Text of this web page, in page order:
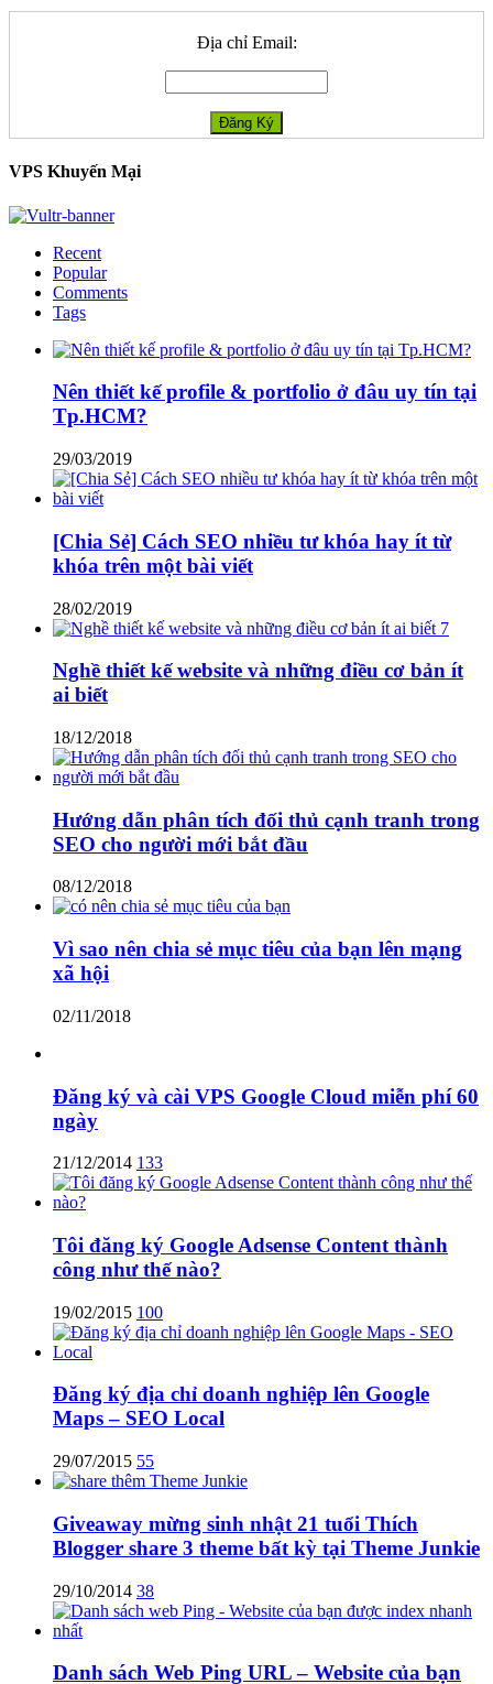
Địa chỉ Email:
VPS Khuyến Mại
Recent
Popular
Comments
Tags
Nên thiết kế profile & portfolio ở đâu uy tín tại
Tp.HCM?
29/03/2019
[Chia Sẻ] Cách SEO nhiều tư khóa hay ít từ
khóa trên một bài viết
28/02/2019
Nghề thiết kế website và những điều cơ bản ít
ai biết
18/12/2018
Hướng dẫn phân tích đối thủ cạnh tranh trong
SEO cho người mới bắt đầu
08/12/2018
Vì sao nên chia sẻ mục tiêu của bạn lên mạng
xã hội
02/11/2018
Đăng ký và cài VPS Google Cloud miễn phí 60
ngày
21/12/2014 133
Tôi đăng ký Google Adsense Content thành
công như thế nào?
19/02/2015 100
Đăng ký địa chỉ doanh nghiệp lên Google
Maps – SEO Local
29/07/2015 55
Giveaway mừng sinh nhật 21 tuổi Thích
Blogger share 3 theme bất kỳ tại Theme Junkie
29/10/2014 38
Danh sách Web Ping URL – Website của bạn